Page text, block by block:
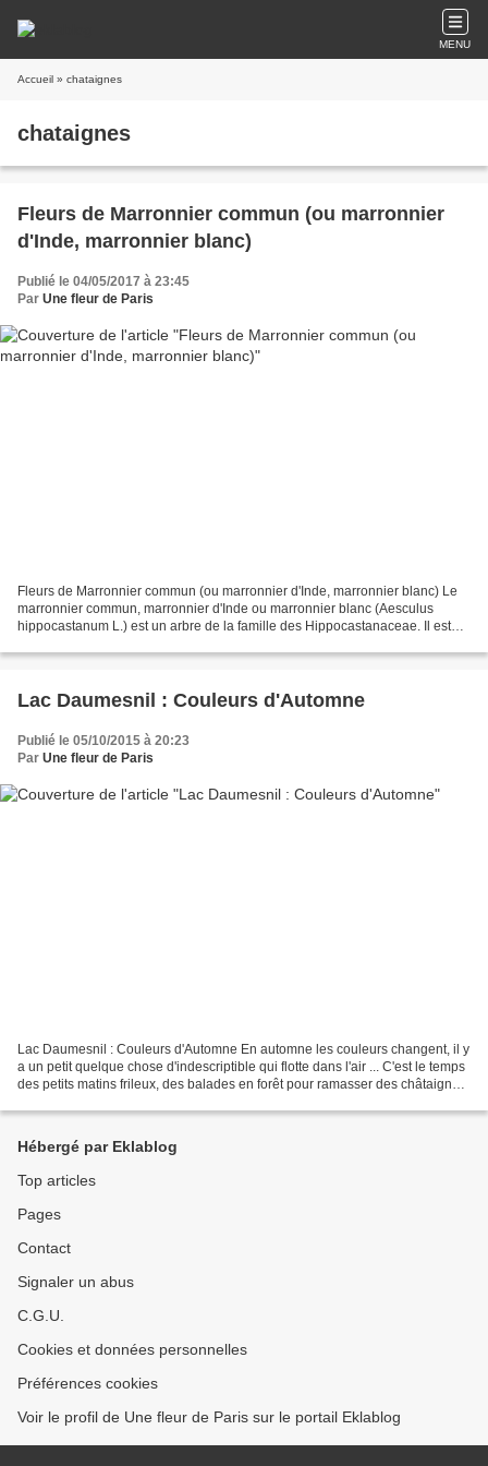
MENU
Accueil » chataignes
chataignes
Fleurs de Marronnier commun (ou marronnier
d'Inde, marronnier blanc)
Publié le 04/05/2017 à 23:45
Par Une fleur de Paris
Fleurs de Marronnier commun (ou marronnier d'Inde, marronnier blanc) Le
marronnier commun, marronnier d'Inde ou marronnier blanc (Aesculus
hippocastanum L.) est un arbre de la famille des Hippocastanaceae. Il est
Lac Daumesnil : Couleurs d'Automne
Publié le 05/10/2015 à 20:23
Par Une fleur de Paris
Lac Daumesnil : Couleurs d'Automne En automne les couleurs changent, il y
a un petit quelque chose d'indescriptible qui flotte dans l'air ... C'est le temps
des petits matins frileux, des balades en forêt pour ramasser des châtaignes,
Hébergé par Eklablog
Top articles
Pages
Contact
Signaler un abus
C.G.U.
Cookies et données personnelles
Préférences cookies
Voir le profil de Une fleur de Paris sur le portail Eklablog